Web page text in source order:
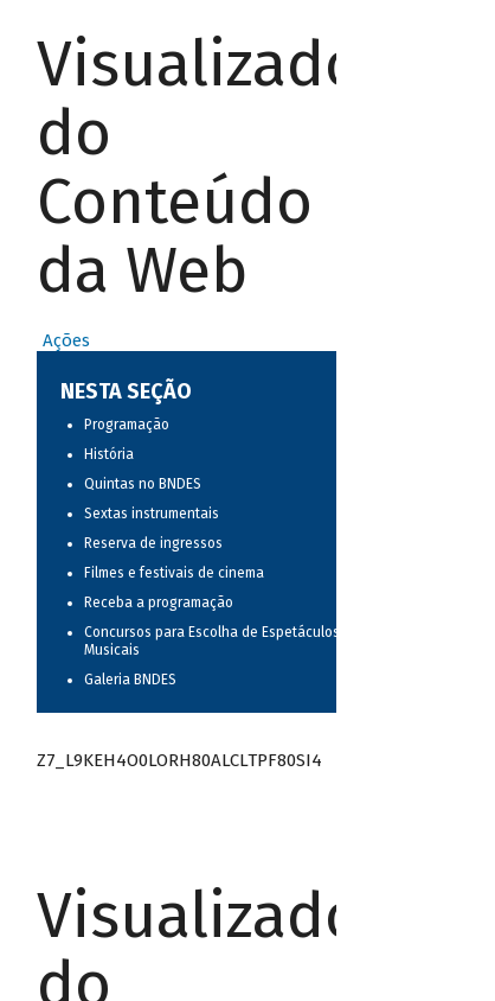
Visualizador
do
Conteúdo
da Web
Ações
NESTA SEÇÃO
Programação
História
Quintas no BNDES
Sextas instrumentais
Reserva de ingressos
Filmes e festivais de cinema
Receba a programação
Concursos para Escolha de Espetáculos
Musicais
Galeria BNDES
Z7_L9KEH4O0LORH80ALCLTPF80SI4
Visualizador
do